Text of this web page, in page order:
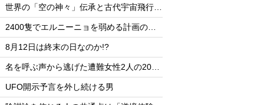
・
・
・
8月12日は終末の日なのか!?
・
・
UFO開示予言を外し続ける男
・